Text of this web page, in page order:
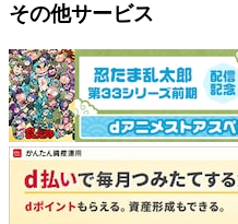
その他サービス